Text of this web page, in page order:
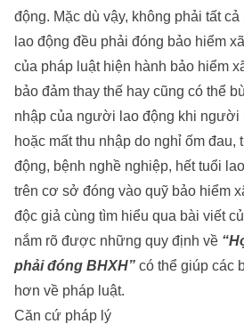
động. Mặc dù vậy, không phải tất
lao động đều phải đóng bảo hiểm
của pháp luật hiện hành bảo hiểm
bảo đảm thay thế hay cũng có thể
nhập của người lao động khi người
hoặc mất thu nhập do nghỉ ốm đau,
động, bệnh nghề nghiệp, hết tuổi
trên cơ sở đóng vào quỹ bảo hiểm
độc giả cùng tìm hiểu qua bài viết
nắm rõ được những quy định về
phải đóng BHXH” có thể giúp các
hơn về pháp luật.
Căn cứ pháp lý